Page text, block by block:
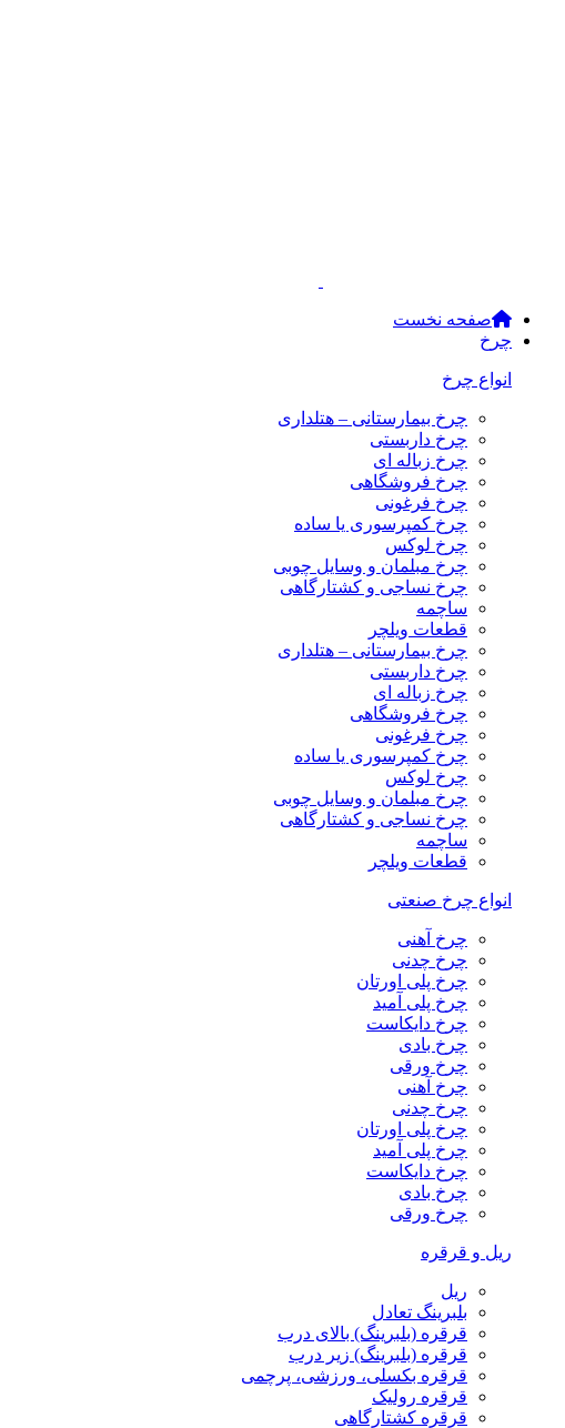
صفحه نخست
چرخ
انواع چرخ
چرخ بیمارستانی – هتلداری
چرخ داربستی
چرخ زباله ای
چرخ فروشگاهی
چرخ فرغونی
چرخ کمپرسوری یا ساده
چرخ لوکس
چرخ مبلمان و وسایل چوبی
چرخ نساجی و کشتارگاهی
ساچمه
قطعات ویلچر
چرخ بیمارستانی – هتلداری
چرخ داربستی
چرخ زباله ای
چرخ فروشگاهی
چرخ فرغونی
چرخ کمپرسوری یا ساده
چرخ لوکس
چرخ مبلمان و وسایل چوبی
چرخ نساجی و کشتارگاهی
ساچمه
قطعات ویلچر
انواع چرخ صنعتی
چرخ آهنی
چرخ چدنی
چرخ پلی اورتان
چرخ پلی آمید
چرخ دایکاست
چرخ بادی
چرخ ورقی
چرخ آهنی
چرخ چدنی
چرخ پلی اورتان
چرخ پلی آمید
چرخ دایکاست
چرخ بادی
چرخ ورقی
ریل و قرقره
ریل
بلبرینگ تعادل
قرقره (بلبرینگ) بالای درب
قرقره (بلبرینگ) زیر درب
قرقره بکسلی، ورزشی، پرچمی
قرقره رولیک
قرقره کشتارگاهی